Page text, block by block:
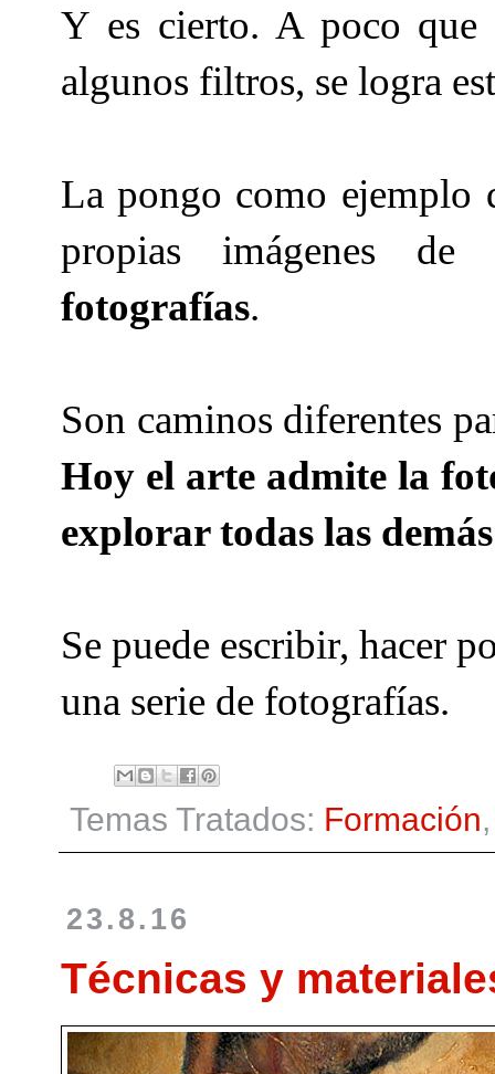
Y es cierto. A poco que
algunos filtros, se logra
La pongo como ejemplo
propias imágenes
fotografías.
Son caminos diferentes
Hoy el arte admite la
explorar todas las
Se puede escribir, hacer
una serie de fotografías.
Temas Tratados: Formación
23.8.16
Técnicas y